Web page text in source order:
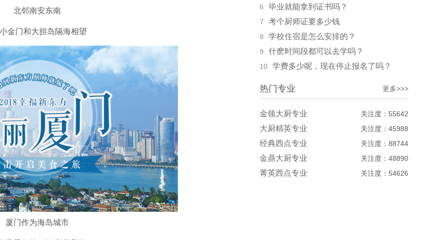
北邻南安东南
金门和大担岛隔海相望
厦门作为海岛城市
6 毕业就能拿到证书吗？
7 考个厨师证要多少钱
8 学校住宿是怎么安排的？
9 什麽时间段都可以去学吗？
10 学费多少呢，现在停止报名了吗？
热门专业 更多>>>
金领大厨专业 关注度：55642
大厨精英专业 关注度：45988
经典西点专业 关注度：88744
金鼎大厨专业 关注度：48890
菁英西点专业 关注度：54626